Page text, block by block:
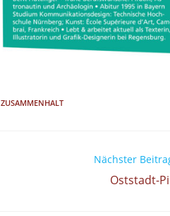
ZUSAMMENHALT
Nächster
Oststadt-